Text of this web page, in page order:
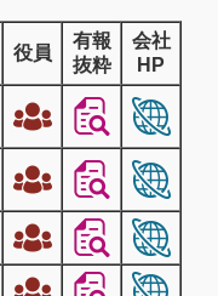
役員
有報
抜粋
会社
HP